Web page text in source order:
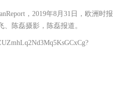
，2019年8月31日，欧洲时报
陈磊摄影，陈磊报道。